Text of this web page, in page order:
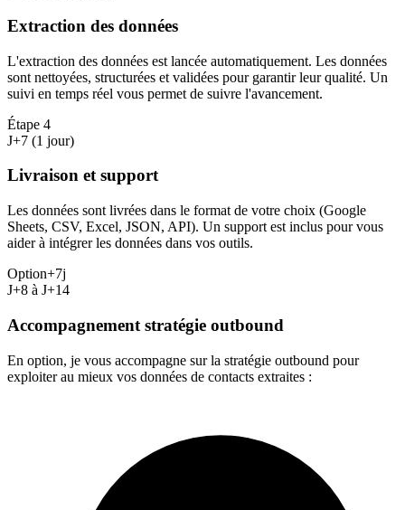
Extraction des données
L'extraction des données est lancée automatiquement. Les données
sont nettoyées, structurées et validées pour garantir leur qualité. Un
suivi en temps réel vous permet de suivre l'avancement.
Étape 4
J+7 (1 jour)
Livraison et support
Les données sont livrées dans le format de votre choix (Google
Sheets, CSV, Excel, JSON, API). Un support est inclus pour vous
aider à intégrer les données dans vos outils.
Option+7j
J+8 à J+14
Accompagnement stratégie outbound
En option, je vous accompagne sur la stratégie outbound pour
exploiter au mieux vos données de contacts extraites :